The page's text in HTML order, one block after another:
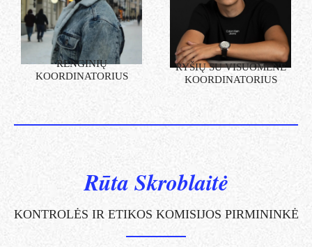
RENGINIŲ
KOORDINATORIUS
RYŠIŲ SU VISUOMENE
KOORDINATORIUS
Rūta Skroblaitė
KONTROLĖS IR ETIKOS KOMISIJOS PIRMININKĖ